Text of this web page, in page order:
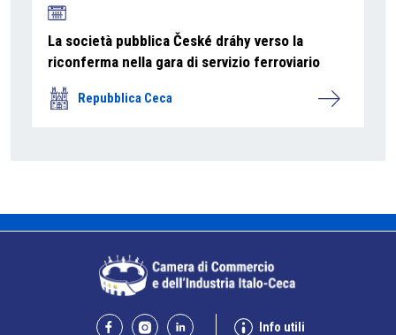
La società pubblica České dráhy verso la
riconferma nella gara di servizio ferroviario
Repubblica Ceca
Info utili